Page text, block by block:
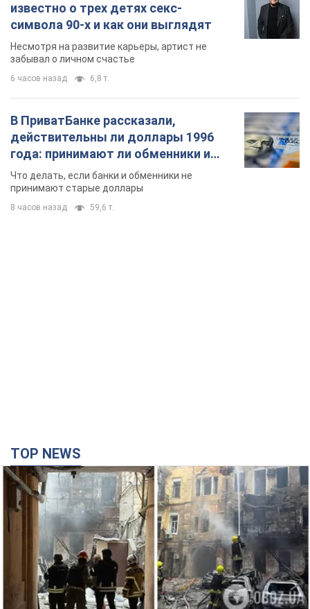
известно о трех детях секс-
символа 90-х и как они выглядят
Несмотря на развитие карьеры, артист не
забывал о личном счастье
6 часов назад 6,8 т.
В ПриватБанке рассказали,
действительны ли доллары 1996
года: принимают ли обменники и
банки такие купюры
Что делать, если банки и обменники не
принимают старые доллары
8 часов назад 59,6 т.
TOP NEWS